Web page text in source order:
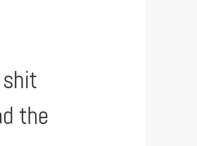
the